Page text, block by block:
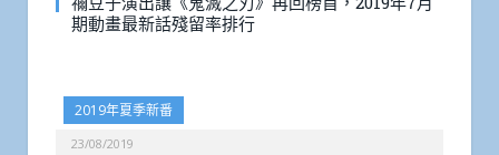
期動畫最新話殘留率排行
2019年夏季新番
23/08/2019